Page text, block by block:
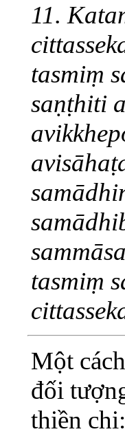
11.
tasmiṃ
saṇṭhiti
tasmiṃ
Một
đối
thiền chi: